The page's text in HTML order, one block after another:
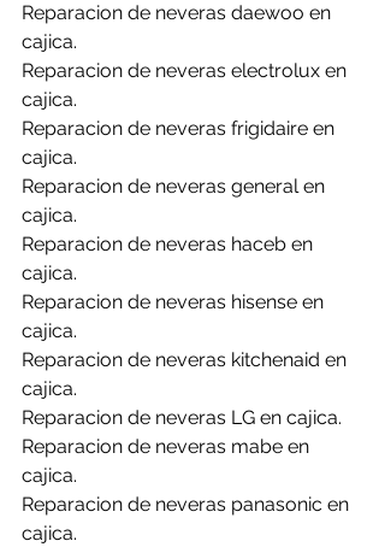
Reparacion de neveras daewoo en
cajica.
Reparacion de neveras electrolux en
cajica.
Reparacion de neveras frigidaire en
cajica.
Reparacion de neveras general en
cajica.
Reparacion de neveras haceb en
cajica.
Reparacion de neveras hisense en
cajica.
Reparacion de neveras kitchenaid en
cajica.
Reparacion de neveras LG en cajica.
Reparacion de neveras mabe en
cajica.
Reparacion de neveras panasonic en
cajica.